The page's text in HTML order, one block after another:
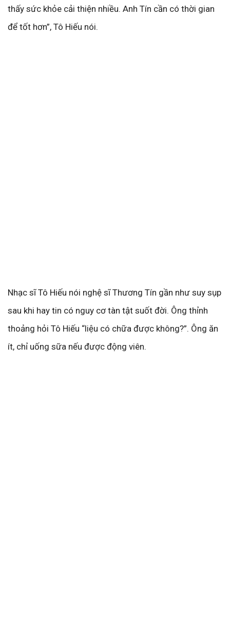
thấy sức khỏe cải thiện nhiều. Anh Tín cần có thời gian
để tốt hơn”, Tô Hiếu nói.
Nhạc sĩ Tô Hiếu nói nghệ sĩ Thương Tín gần như suy sụp
sau khi hay tin có nguy cơ tàn tật suốt đời. Ông thỉnh
thoảng hỏi Tô Hiếu “liệu có chữa được không?”. Ông ăn
ít, chỉ uống sữa nếu được động viên.